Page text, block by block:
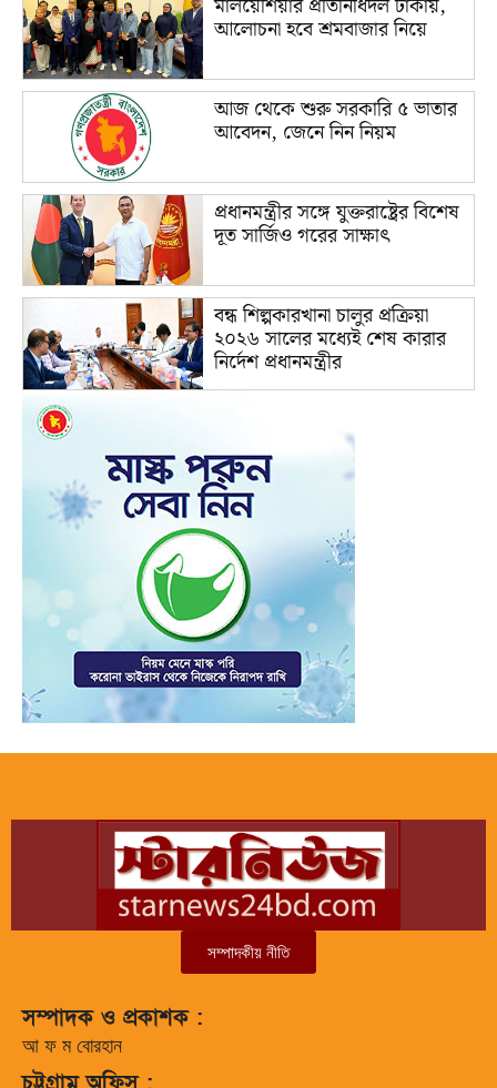
আলোচনা হবে শ্রমবাজার নিয়ে
আজ থেকে শুরু সরকারি ৫ ভাতার
আবেদন, জেনে নিন নিয়ম
প্রধানমন্ত্রীর সঙ্গে যুক্তরাষ্ট্রের বিশেষ
দূত সার্জিও গরের সাক্ষাৎ
বন্ধ শিল্পকারখানা চালুর প্রক্রিয়া
২০২৬ সালের মধ্যেই শেষ কারার
নির্দেশ প্রধানমন্ত্রীর
সম্পাদকীয় নীতি
সম্পাদক ও প্রকাশক :
আ ফ ম বোরহান